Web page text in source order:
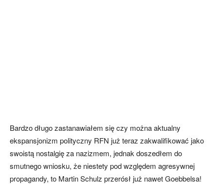
Bardzo długo zastanawiałem się czy można aktualny
ekspansjonizm polityczny RFN już teraz zakwalifikować jako
swoistą nostalgię za nazizmem, jednak doszedłem do
smutnego wniosku, że niestety pod względem agresywnej
propagandy, to Martin Schulz przerósł już nawet Goebbelsa!